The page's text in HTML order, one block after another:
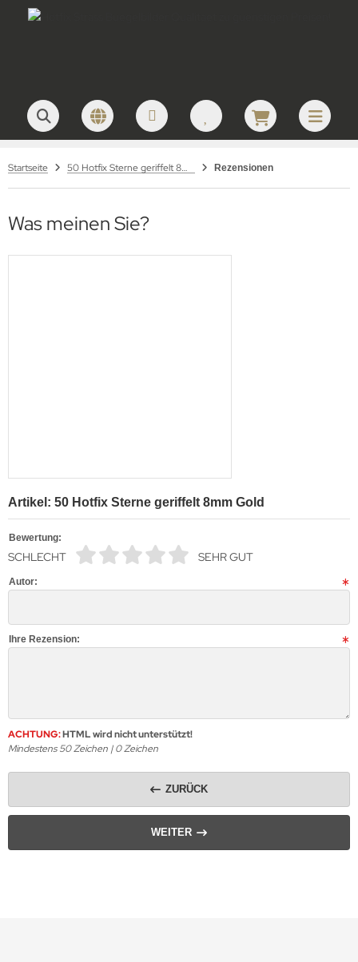
Startseite 50 Hotfix Sterne geriffelt 8mm Gold Rezensionen
Was meinen Sie?
Artikel: 50 Hotfix Sterne geriffelt 8mm Gold
Bewertung:
SCHLECHT SEHR GUT
Autor:
Ihre Rezension:
ACHTUNG:HTML wird nicht unterstützt!
Mindestens 50 Zeichen |0Zeichen
ZURÜCK
WEITER